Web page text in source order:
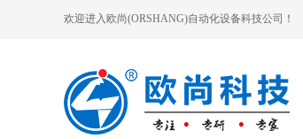
欢迎进入欧尚(ORSHANG)自动化设备科技公司！